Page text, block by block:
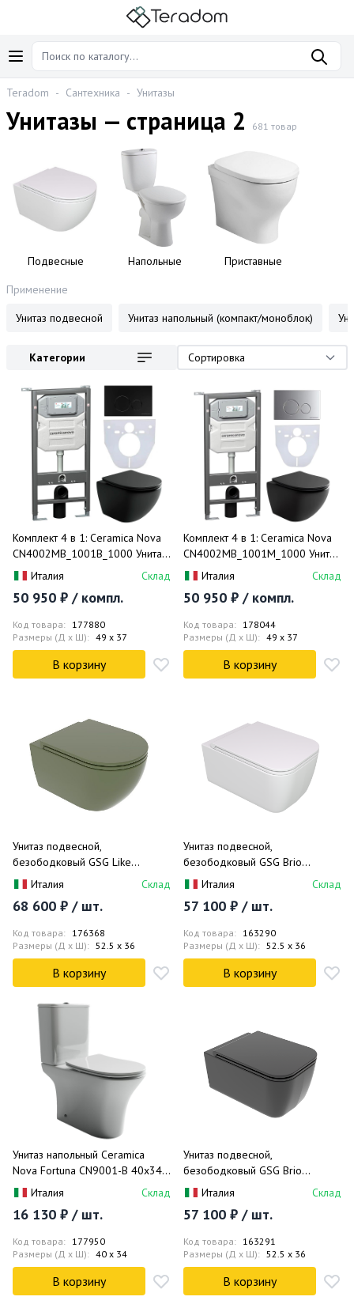
Teradom - Сантехника - Унитазы
Унитазы — страница 2 681 товар
Подвесные Напольные
Приставные
Применение
Унитаз подвесной
Унитаз напольный (компакт/моноблок)
Категории Сортировка
Комплект 4 в 1: Ceramica Nova
CN4002MB_1001B_1000 Унитаз
подвесной Metropol Rimless +
Шумоизоляция + Кнопка смыва
Италия Склад
50 950 ₽ / компл.
Код товара: 177880
Размеры (Д x Ш): 49 x 37
В корзину
Комплект 4 в 1: Ceramica Nova
CN4002MB_1001M_1000 Унитаз
подвесной Metropol Rimless +
Шумоизоляция + Кнопка смыва
Италия Склад
50 950 ₽ / компл.
Код товара: 178044
Размеры (Д x Ш): 49 x 37
В корзину
Унитаз подвесной,
безободковый GSG Like
LKWCSO026 52.5x36
Италия Склад
68 600 ₽ / шт.
Код товара: 176368
Размеры (Д x Ш): 52.5 x 36
В корзину
Унитаз подвесной,
безободковый GSG Brio
BRWCSO001 52.5x36 (белый
Италия Склад
57 100 ₽ / шт.
Код товара: 163290
Размеры (Д x Ш): 52.5 x 36
В корзину
Унитаз напольный Ceramica
Nova Fortuna CN9001-B 40х34
без бачка, с креплением и
Италия Склад
16 130 ₽ / шт.
Код товара: 177950
Размеры (Д x Ш): 40 x 34
В корзину
Унитаз подвесной,
безободковый GSG Brio
BRWCSO003 52.5x36 (черный
Италия Склад
57 100 ₽ / шт.
Код товара: 163291
Размеры (Д x Ш): 52.5 x 36
В корзину